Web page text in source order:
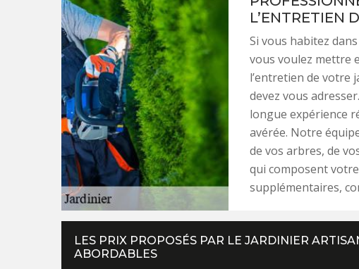
L’ENTRETIEN
Si vous habitez
vous voulez mettre
l’entretien de votre
devez vous
longue expérience
avérée. Notre
de vos arbres, de
qui composent
supplémentaires,
LES PRIX PROPOSÉS PAR LE JARDINIER
ABORDABLES